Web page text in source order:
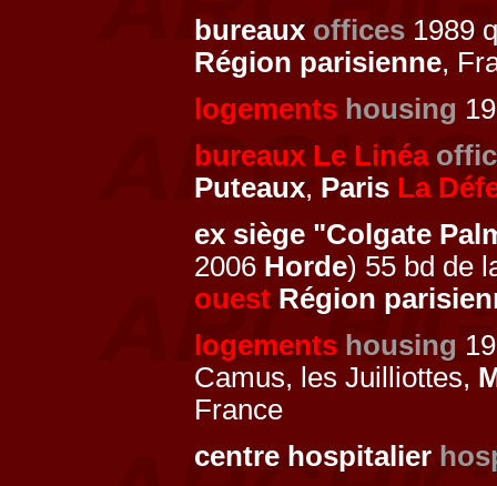
bureaux offices 1989
Région parisienne,
logements housing
bureaux Le Linéa
Puteaux, Paris La
ex siège "Colgate
2006 Horde) 55 bd de
ouest Région
logements housing
Camus, les Juilliottes,
France
centre hospitalier